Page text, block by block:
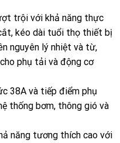
trội với khả năng thực
kéo dài tuổi thọ thiết bị
nguyên lý nhiệt và từ,
phụ tải và động cơ
38A và tiếp điểm phụ
thống bơm, thông gió và
năng tương thích cao với